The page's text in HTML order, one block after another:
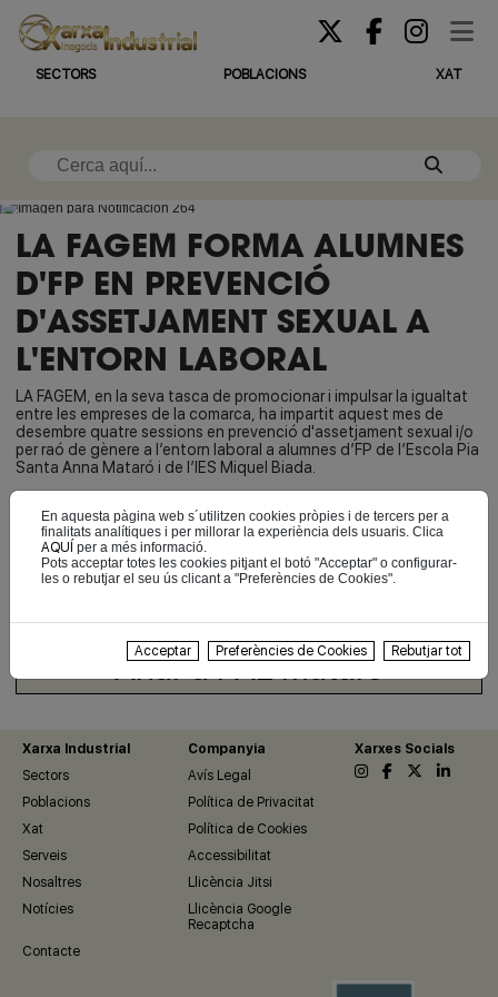
SECTORS POBLACIONS XAT
LA FAGEM FORMA ALUMNES
D'FP EN PREVENCIÓ
D'ASSETJAMENT SEXUAL A
L'ENTORN LABORAL
LA FAGEM, en la seva tasca de promocionar i impulsar la igualtat
entre les empreses de la comarca, ha impartit aquest mes de
desembre quatre sessions en prevenció d'assetjament sexual i/o
per raó de gènere a l’entorn laboral a alumnes d’FP de l’Escola Pia
Santa Anna Mataró i de l’IES Miquel Biada.
Fes click per accedir a la notícia completa
Anar a PAE Mataró
En aquesta pàgina web s´utilitzen cookies pròpies i de tercers per a
finalitats analítiques i per millorar la experiència dels usuaris. Clica
AQUÍ per a més informació.
Pots acceptar totes les cookies pitjant el botó "Acceptar" o configurar-
les o rebutjar el seu ús clicant a "Preferències de Cookies".
Acceptar Preferències de Cookies Rebutjar tot
Xarxa Industrial Companyia
Xarxes Socials
Sectors
Avís Legal
Poblacions
Política de Privacitat
Xat
Política de Cookies
Serveis
Accessibilitat
Nosaltres
Llicència Jitsi
Notícies
Llicència Google
Recaptcha
Contacte